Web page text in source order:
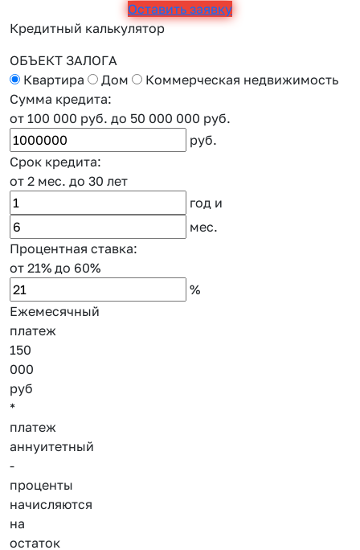
Оставить заявку
Кредитный калькулятор
ОБЪЕКТ ЗАЛОГА
Квартира
Дом
Коммерческая недвижимость
Сумма кредита:
от 100 000 руб. до 50 000 000 руб.
руб.
Срок кредита:
от 2 мес. до 30 лет
год и
мес.
Процентная ставка:
от 21% до 60%
%
Ежемесячный
платеж
150
000
руб
*
платеж
аннуитетный
-
проценты
начисляются
на
остаток